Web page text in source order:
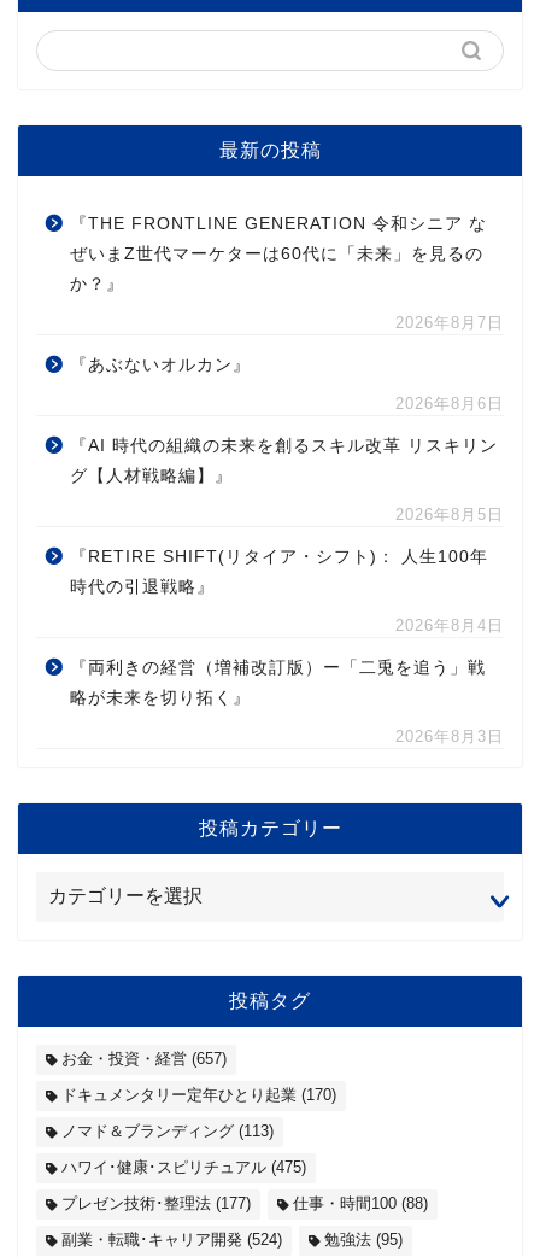
最新の投稿
『THE FRONTLINE GENERATION 令和シニア な
ぜいまZ世代マーケターは60代に「未来」を見るの
か？』
2026年8月7日
『あぶないオルカン』
2026年8月6日
『AI 時代の組織の未来を創るスキル改革 リスキリン
グ【人材戦略編】』
2026年8月5日
『RETIRE SHIFT(リタイア・シフト)： 人生100年
時代の引退戦略』
2026年8月4日
『両利きの経営（増補改訂版）ー「二兎を追う」戦
略が未来を切り拓く』
2026年8月3日
投稿カテゴリー
投稿タグ
お金・投資・経営 (657)
ドキュメンタリー定年ひとり起業 (170)
ノマド＆ブランディング (113)
ハワイ･健康･スピリチュアル (475)
プレゼン技術･整理法 (177) 仕事・時間100 (88)
副業・転職･キャリア開発 (524) 勉強法 (95)